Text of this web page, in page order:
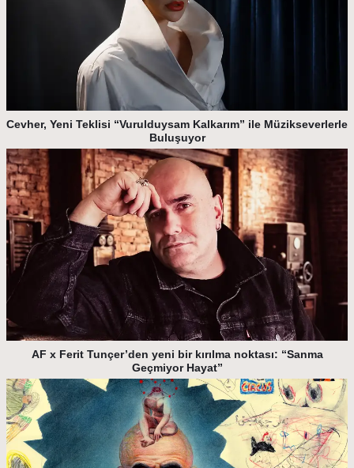
Cevher, Yeni Teklisi “Vurulduysam Kalkarım” ile Müzikseverlerle
Buluşuyor
AF x Ferit Tunçer’den yeni bir kırılma noktası: “Sanma
Geçmiyor Hayat”